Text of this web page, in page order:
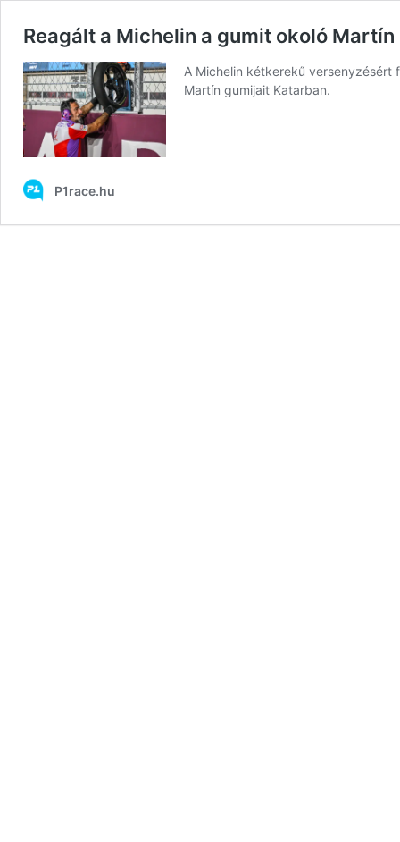
Reagált a Michelin a gumit okoló
A Michelin kétkerekű
Martín gumijait Katarban.
P1race.hu